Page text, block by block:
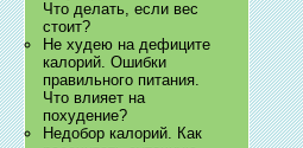
Что делать, если вес
стоит?
Не худею на дефиците
калорий. Ошибки
правильного питания.
Что влияет на
похудение?
Недобор калорий. Как